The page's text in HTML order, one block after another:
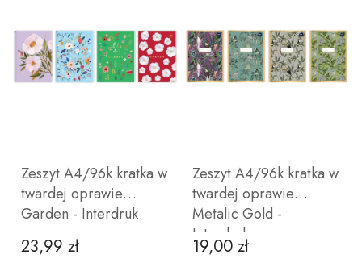
Zeszyt A4/96k kratka w
twardej oprawie
Garden - Interdruk
Cena
23,99 zł
Zeszyt A4/96k kratka w
twardej oprawie
Metalic Gold -
Interdruk
Cena
19,00 zł